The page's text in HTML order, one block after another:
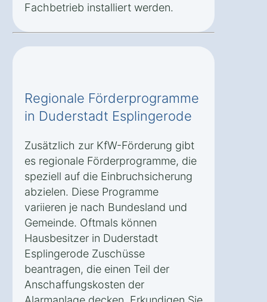
Fachbetrieb installiert werden.
Regionale Förderprogramme
in Duderstadt Esplingerode
Zusätzlich zur KfW-Förderung gibt
es regionale Förderprogramme, die
speziell auf die Einbruchsicherung
abzielen. Diese Programme
variieren je nach Bundesland und
Gemeinde. Oftmals können
Hausbesitzer in Duderstadt
Esplingerode Zuschüsse
beantragen, die einen Teil der
Anschaffungskosten der